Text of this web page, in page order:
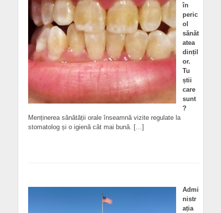
în
peric
ol
sănăt
atea
dințil
or.
Tu
știi
care
sunt
?
Menținerea sănătății orale înseamnă vizite regulate la
stomatolog și o igienă cât mai bună. […]
Admi
nistr
ația